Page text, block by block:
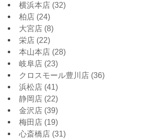
横浜本店 (32)
柏店 (24)
大宮店 (8)
栄店 (22)
本山本店 (28)
岐阜店 (23)
クロスモール豊川店 (36)
浜松店 (41)
静岡店 (22)
金沢店 (39)
梅田店 (19)
心斎橋店 (31)